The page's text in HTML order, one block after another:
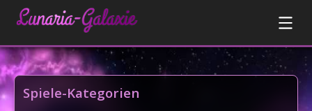
Spiele-Kategorien